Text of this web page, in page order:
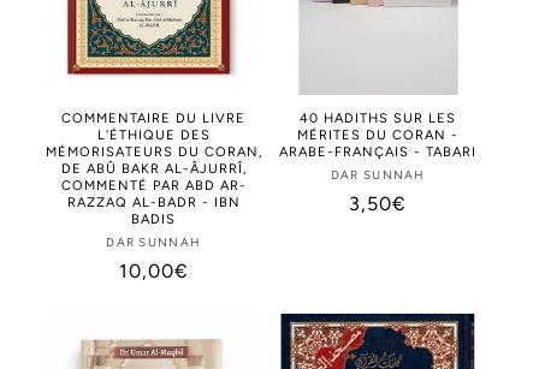
COMMENTAIRE DU LIVRE
L'ÉTHIQUE DES
MÉMORISATEURS DU CORAN,
DE ABÛ BAKR AL-ÂJURRÎ,
COMMENTÉ PAR ABD AR-
RAZZAQ AL-BADR - IBN
BADIS
Distributeur :
DAR SUNNAH
Prix
10,00€
40 HADITHS SUR LES
MÉRITES DU CORAN -
ARABE-FRANÇAIS - TABARI
Distributeur :
DAR SUNNAH
Prix
3,50€